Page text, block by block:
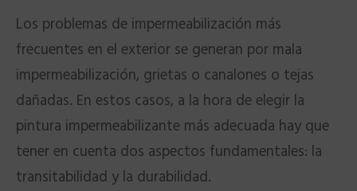
Los problemas de impermeabilización más
frecuentes en el exterior se generan por mala
impermeabilización, grietas o canalones o tejas
dañadas. En estos casos, a la hora de elegir la
pintura impermeabilizante más adecuada hay que
tener en cuenta dos aspectos fundamentales: la
transitabilidad y la durabilidad.